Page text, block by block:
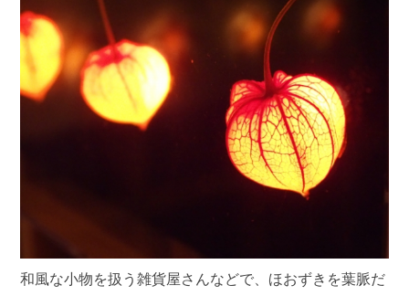
和風な小物を扱う雑貨屋さんなどで、ほおずきを葉脈だ